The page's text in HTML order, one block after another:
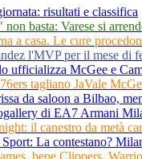
risultati e classifica
basta: Varese si
a casa. Le cure
l'MVP per il mese di
ufficializza McGee e
tagliano JaVale
da saloon a Bilbao,
di EA7 Armani
il canestro da metà
La contestano?
bene Clippers,